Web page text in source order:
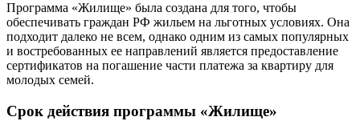
Программа «Жилище» была создана для того, чтобы
обеспечивать граждан РФ жильем на льготных условиях. Она
подходит далеко не всем, однако одним из самых популярных
и востребованных ее направлений является предоставление
сертификатов на погашение части платежа за квартиру для
молодых семей.
Срок действия программы «Жилище»